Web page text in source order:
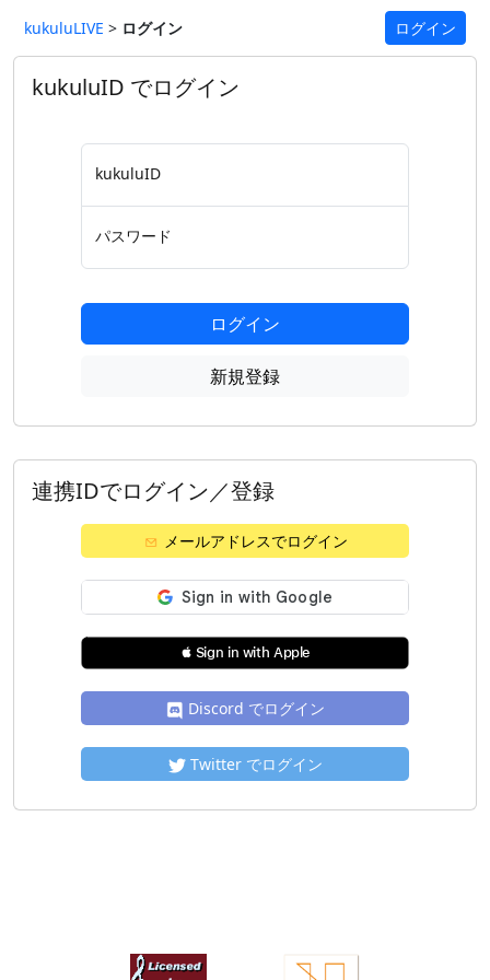
kukuluLIVE > ログイン ログイン
kukuluID でログイン
kukuluID
パスワード
ログイン
新規登録
連携IDでログイン／登録
メールアドレスでログイン
 Sign in with Apple
Discord でログイン
Twitter でログイン